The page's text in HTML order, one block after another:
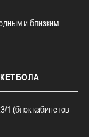
и близким
1 (блок кабинетов